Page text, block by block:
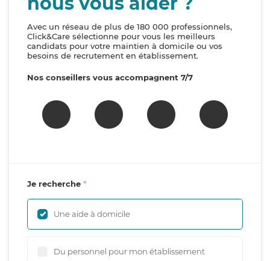
Avec un réseau de plus de 180 000 professionnels,
Click&Care sélectionne pour vous les meilleurs
candidats pour votre maintien à domicile ou vos
besoins de recrutement en établissement.
Nos conseillers vous accompagnent 7/7
Je recherche
Une aide à domicile
Du personnel pour mon établissement